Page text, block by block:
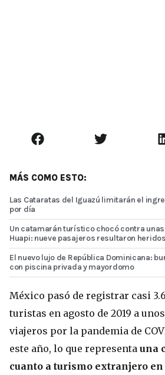
MÁS COMO ESTO:
Las Cataratas del Iguazú limitarán el
por día
Un catamarán turístico chocó contra
Huapi: nueve pasajeros resultaron heridos
El nuevo lujo de República Dominicana:
con piscina privada y mayordomo
México pasó de registrar casi
turistas en agosto de 2019 a
viajeros por la pandemia de
este año, lo que representa una
cuanto a turismo extranjero